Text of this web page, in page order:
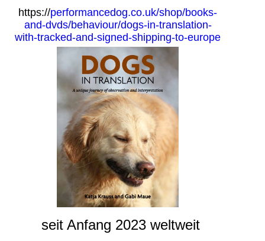
https://performancedog.co.uk/shop/books-
and-dvds/behaviour/dogs-in-translation-
with-tracked-and-signed-shipping-to-europe
seit Anfang 2023 weltweit